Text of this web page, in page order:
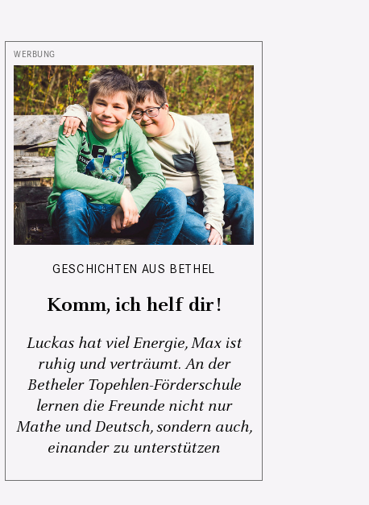
GESCHICHTEN AUS BETHEL
Komm, ich helf dir!
Luckas hat viel Energie, Max ist
ruhig und verträumt. An der
Betheler Topehlen-Förderschule
lernen die Freunde nicht nur
Mathe und Deutsch, sondern auch,
einander zu unterstützen